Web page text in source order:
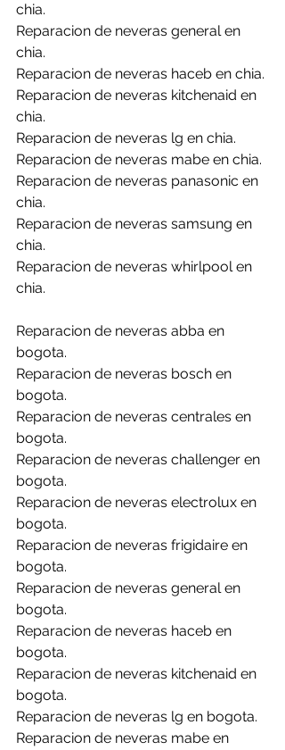
chia.
Reparacion de neveras general en
chia.
Reparacion de neveras haceb en chia.
Reparacion de neveras kitchenaid en
chia.
Reparacion de neveras lg en chia.
Reparacion de neveras mabe en chia.
Reparacion de neveras panasonic en
chia.
Reparacion de neveras samsung en
chia.
Reparacion de neveras whirlpool en
chia.
Reparacion de neveras abba en
bogota.
Reparacion de neveras bosch en
bogota.
Reparacion de neveras centrales en
bogota.
Reparacion de neveras challenger en
bogota.
Reparacion de neveras electrolux en
bogota.
Reparacion de neveras frigidaire en
bogota.
Reparacion de neveras general en
bogota.
Reparacion de neveras haceb en
bogota.
Reparacion de neveras kitchenaid en
bogota.
Reparacion de neveras lg en bogota.
Reparacion de neveras mabe en